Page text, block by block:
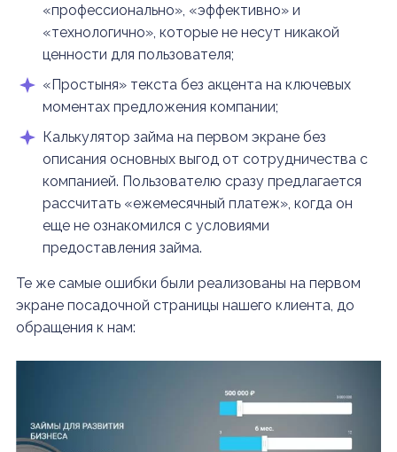
«профессионально», «эффективно» и
«технологично», которые не несут никакой
ценности для пользователя;
«Простыня» текста без акцента на ключевых
моментах предложения компании;
Калькулятор займа на первом экране без
описания основных выгод от сотрудничества с
компанией. Пользователю сразу предлагается
рассчитать «ежемесячный платеж», когда он
еще не ознакомился с условиями
предоставления займа.
Те же самые ошибки были реализованы на первом
экране посадочной страницы нашего клиента, до
обращения к нам: